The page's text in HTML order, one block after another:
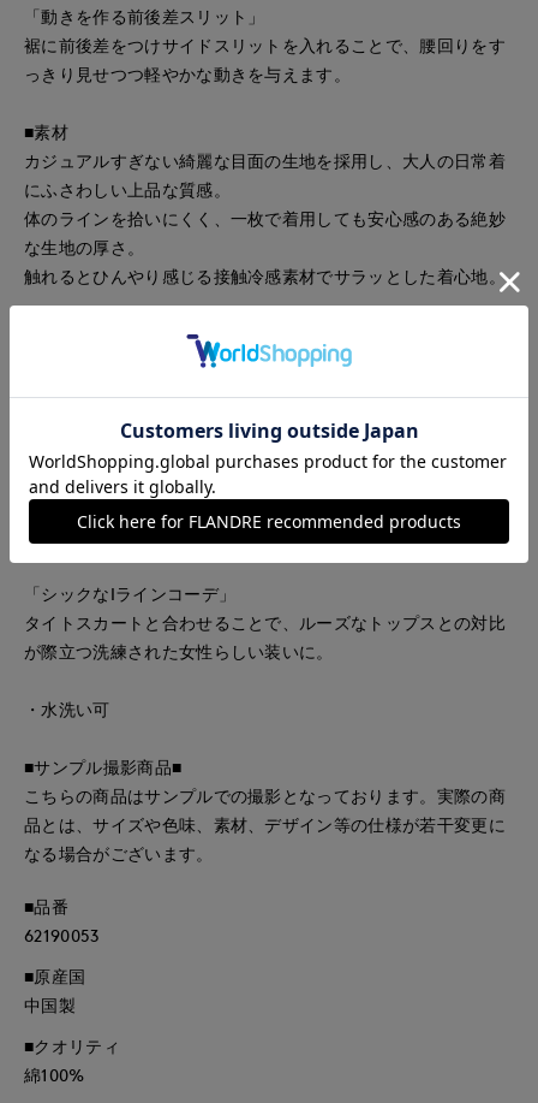
「動きを作る前後差スリット」
裾に前後差をつけサイドスリットを入れることで、腰回りをす
っきり見せつつ軽やかな動きを与えます。
■素材
カジュアルすぎない綺麗な目面の生地を採用し、大人の日常着
にふさわしい上品な質感。
体のラインを拾いにくく、一枚で着用しても安心感のある絶妙
な生地の厚さ。
触れるとひんやり感じる接触冷感素材でサラッとした着心地。
「華やかなカラーパンツスタイル」
の対比を楽しむ着こなし。
「王道の大人カジュアル」
ハイウエストのワイドデニムにフロントインして、シルエット
にメリハリをつけた都会的なスタイリング。
「シックなIラインコーデ」
タイトスカートと合わせることで、ルーズなトップスとの対比
が際立つ洗練された女性らしい装いに。
・水洗い可
■サンプル撮影商品■
こちらの商品はサンプルでの撮影となっております。実際の商
品とは、サイズや色味、素材、デザイン等の仕様が若干変更に
なる場合がございます。
■品番
62190053
■原産国
中国製
■クオリティ
綿100%